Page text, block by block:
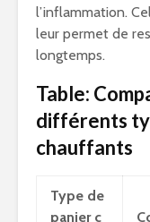
l’inflammation.
leur permet de
longtemps.
Table:
différents
chauffants
Type de
panier c